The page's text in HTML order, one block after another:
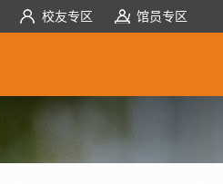
校友专区 馆员专区